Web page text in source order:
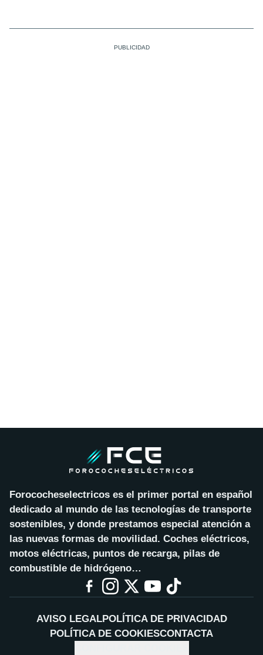
Forococheselectricos es el primer portal en español
dedicado al mundo de las tecnologías de transporte
sostenibles, y donde prestamos especial atención a
las nuevas formas de movilidad. Coches eléctricos,
motos eléctricas, puntos de recarga, pilas de
combustible de hidrógeno…
AVISO LEGALPOLÍTICA DE PRIVACIDAD
POLÍTICA DE COOKIESCONTACTA